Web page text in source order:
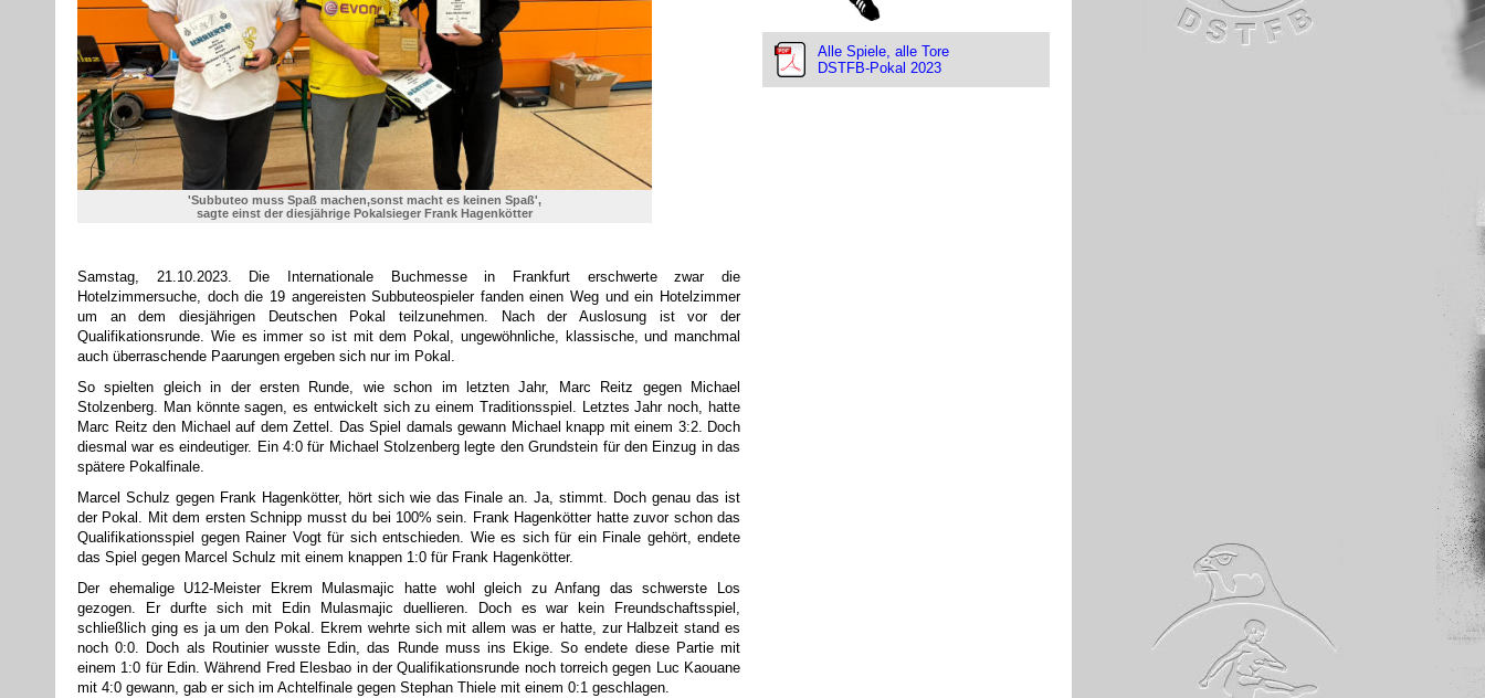
'Subbuteo muss Spaß machen,sonst macht es keinen Spaß',
sagte einst der diesjährige Pokalsieger Frank Hagenkötter
Samstag, 21.10.2023. Die Internationale Buchmesse in Frankfurt erschwerte zwar die
Hotelzimmersuche, doch die 19 angereisten Subbuteospieler fanden einen Weg und ein Hotelzimmer
um an dem diesjährigen Deutschen Pokal teilzunehmen. Nach der Auslosung ist vor der
Qualifikationsrunde. Wie es immer so ist mit dem Pokal, ungewöhnliche, klassische, und manchmal
auch überraschende Paarungen ergeben sich nur im Pokal.
So spielten gleich in der ersten Runde, wie schon im letzten Jahr, Marc Reitz gegen Michael
Stolzenberg. Man könnte sagen, es entwickelt sich zu einem Traditionsspiel. Letztes Jahr noch, hatte
Marc Reitz den Michael auf dem Zettel. Das Spiel damals gewann Michael knapp mit einem 3:2. Doch
diesmal war es eindeutiger. Ein 4:0 für Michael Stolzenberg legte den Grundstein für den Einzug in das
spätere Pokalfinale.
Marcel Schulz gegen Frank Hagenkötter, hört sich wie das Finale an. Ja, stimmt. Doch genau das ist
der Pokal. Mit dem ersten Schnipp musst du bei 100% sein. Frank Hagenkötter hatte zuvor schon das
Qualifikationsspiel gegen Rainer Vogt für sich entschieden. Wie es sich für ein Finale gehört, endete
das Spiel gegen Marcel Schulz mit einem knappen 1:0 für Frank Hagenkötter.
Der ehemalige U12-Meister Ekrem Mulasmajic hatte wohl gleich zu Anfang das schwerste Los
gezogen. Er durfte sich mit Edin Mulasmajic duellieren. Doch es war kein Freundschaftsspiel,
schließlich ging es ja um den Pokal. Ekrem wehrte sich mit allem was er hatte, zur Halbzeit stand es
noch 0:0. Doch als Routinier wusste Edin, das Runde muss ins Ekige. So endete diese Partie mit
einem 1:0 für Edin. Während Fred Elesbao in der Qualifikationsrunde noch torreich gegen Luc Kaouane
mit 4:0 gewann, gab er sich im Achtelfinale gegen Stephan Thiele mit einem 0:1 geschlagen.
Alle Spiele, alle Tore
DSTFB-Pokal 2023